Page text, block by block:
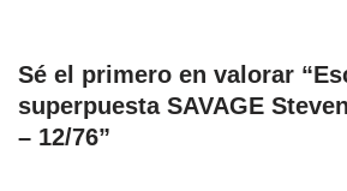
Sé el primero en valorar
superpuesta SAVAGE
– 12/76”